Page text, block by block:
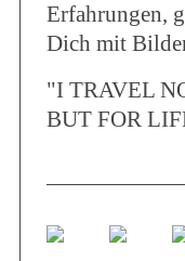
Erfahrungen,
Dich mit
"I TRAVEL
BUT FOR